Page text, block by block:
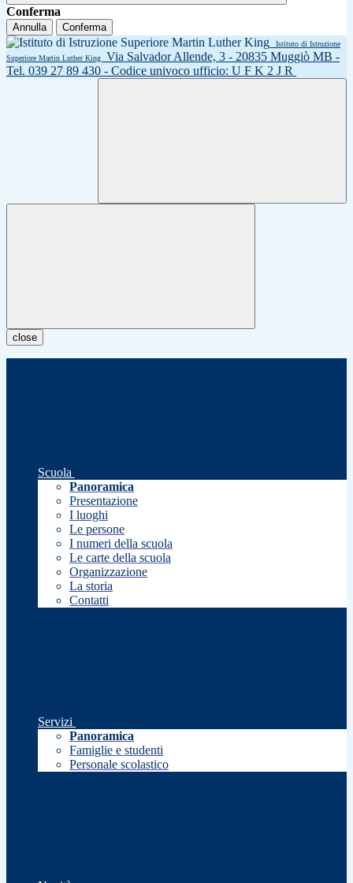
Conferma
Annulla Conferma
Istituto di Istruzione
Superiore Martin Luther King
Via Salvador Allende, 3 - 20835 Muggiò MB -
Tel. 039 27 89 430 - Codice univoco ufficio: U F K 2 J R
close
Scuola
Panoramica
Presentazione
I luoghi
Le persone
I numeri della scuola
Le carte della scuola
Organizzazione
La storia
Contatti
Servizi
Panoramica
Famiglie e studenti
Personale scolastico